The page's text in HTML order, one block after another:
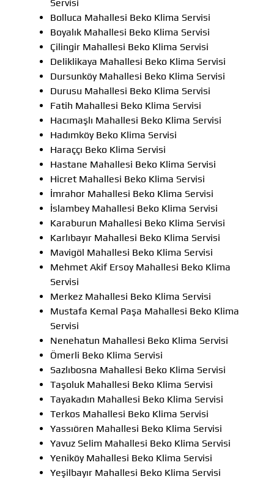
Servisi
Bolluca Mahallesi Beko Klima Servisi
Boyalık Mahallesi Beko Klima Servisi
Çilingir Mahallesi Beko Klima Servisi
Deliklikaya Mahallesi Beko Klima Servisi
Dursunköy Mahallesi Beko Klima Servisi
Durusu Mahallesi Beko Klima Servisi
Fatih Mahallesi Beko Klima Servisi
Hacımaşlı Mahallesi Beko Klima Servisi
Hadımköy Beko Klima Servisi
Haraççı Beko Klima Servisi
Hastane Mahallesi Beko Klima Servisi
Hicret Mahallesi Beko Klima Servisi
İmrahor Mahallesi Beko Klima Servisi
İslambey Mahallesi Beko Klima Servisi
Karaburun Mahallesi Beko Klima Servisi
Karlıbayır Mahallesi Beko Klima Servisi
Mavigöl Mahallesi Beko Klima Servisi
Mehmet Akif Ersoy Mahallesi Beko Klima
Servisi
Merkez Mahallesi Beko Klima Servisi
Mustafa Kemal Paşa Mahallesi Beko Klima
Servisi
Nenehatun Mahallesi Beko Klima Servisi
Ömerli Beko Klima Servisi
Sazlıbosna Mahallesi Beko Klima Servisi
Taşoluk Mahallesi Beko Klima Servisi
Tayakadın Mahallesi Beko Klima Servisi
Terkos Mahallesi Beko Klima Servisi
Yassıören Mahallesi Beko Klima Servisi
Yavuz Selim Mahallesi Beko Klima Servisi
Yeniköy Mahallesi Beko Klima Servisi
Yeşilbayır Mahallesi Beko Klima Servisi